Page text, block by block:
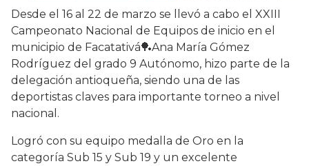
Desde el 16 al 22 de marzo se llevó a cabo el XXIII
Campeonato Nacional de Equipos de inicio en el
municipio de Facatativá🏓Ana María Gómez
Rodríguez del grado 9 Autónomo, hizo parte de la
delegación antioqueña, siendo una de las
deportistas claves para importante torneo a nivel
nacional.
Logró con su equipo medalla de Oro en la
categoría Sub 15 y Sub 19 y un excelente